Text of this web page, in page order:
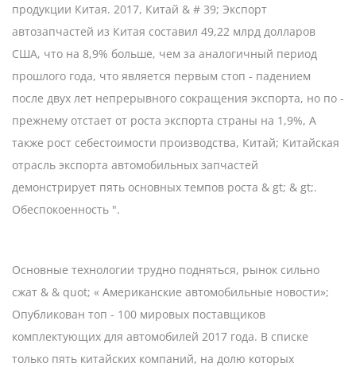
продукции Китая. 2017, Китай & # 39; Экспорт
автозапчастей из Китая составил 49,22 млрд долларов
США, что на 8,9% больше, чем за аналогичный период
прошлого года, что является первым стоп - падением
после двух лет непрерывного сокращения экспорта, но по -
прежнему отстает от роста экспорта страны на 1,9%, А
также рост себестоимости производства, Китай; Китайская
отрасль экспорта автомобильных запчастей
демонстрирует пять основных темпов роста & gt; & gt;.
Обеспокоенность ".
Основные технологии трудно подняться, рынок сильно
сжат & & quot; « Американские автомобильные новости»;
Опубликован топ - 100 мировых поставщиков
комплектующих для автомобилей 2017 года. В списке
только пять китайских компаний, на долю которых